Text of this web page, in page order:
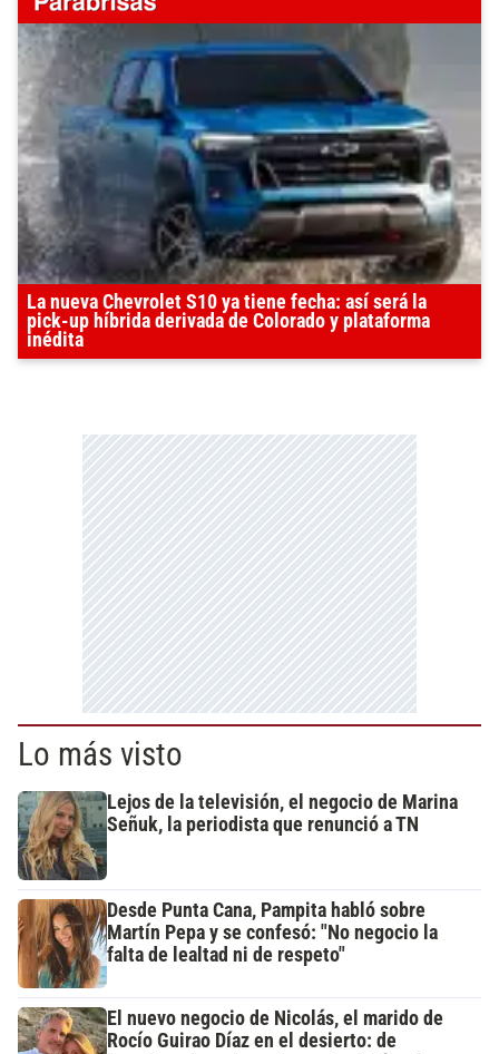
La nueva Chevrolet S10 ya tiene fecha: así será la
pick-up híbrida derivada de Colorado y plataforma
inédita
Lo más visto
Lejos de la televisión, el negocio de Marina
Señuk, la periodista que renunció a TN
Desde Punta Cana, Pampita habló sobre
Martín Pepa y se confesó: "No negocio la
falta de lealtad ni de respeto"
El nuevo negocio de Nicolás, el marido de
Rocío Guirao Díaz en el desierto: de